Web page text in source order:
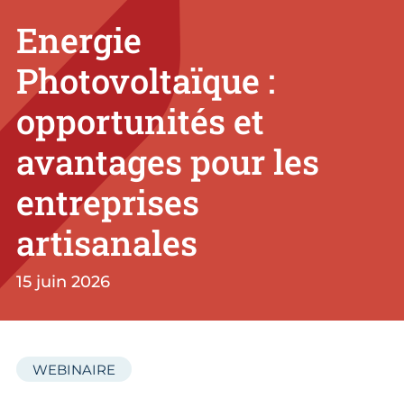
Energie
Photovoltaïque :
opportunités et
avantages pour les
entreprises
artisanales
15 juin 2026
WEBINAIRE